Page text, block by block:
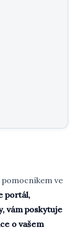
ve
portál,
vám poskytuje
o vašem